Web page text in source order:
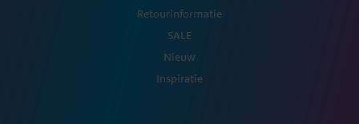
Retourinformatie
SALE
Nieuw
Inspiratie